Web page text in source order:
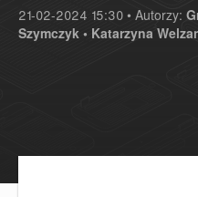
21-02-2024 15:30 • Autorzy:
Szymczyk • Katarzyna